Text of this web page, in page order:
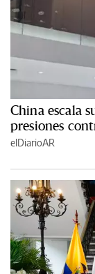
China escala
presiones
elDiarioAR